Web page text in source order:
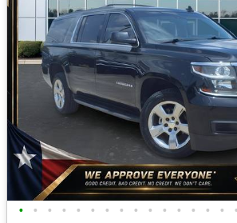
• • • • • • • • • • • • • • • •